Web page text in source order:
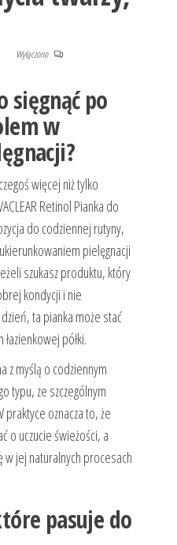
Wyłączono
sięgnąć po
w
więcej niż tylko
Retinol Pianka do
do codziennej rutyny,
pielęgnacji
szukasz produktu, który
kondycji i nie
ta pianka może stać
półki.
z myślą o codziennym
typu, ze szczególnym
praktyce oznacza to, że
o uczucie świeżości, a
jej naturalnych procesach
pasuje do